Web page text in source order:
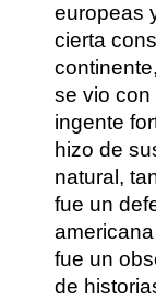
europeas
cierta
se vio con
ingente
hizo de
natural,
fue un
fue un
de